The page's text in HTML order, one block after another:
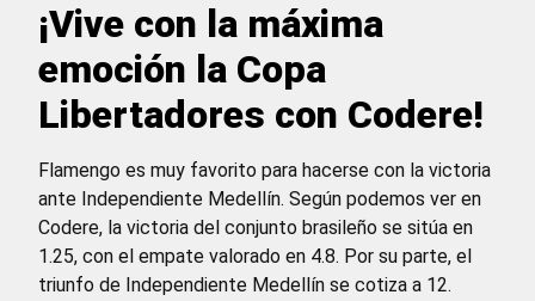
¡Vive con la máxima
emoción la Copa
Libertadores con Codere!
Flamengo es muy favorito para hacerse con la victoria
ante Independiente Medellín. Según podemos ver en
Codere, la victoria del conjunto brasileño se sitúa en
1.25, con el empate valorado en 4.8. Por su parte, el
triunfo de Independiente Medellín se cotiza a 12.